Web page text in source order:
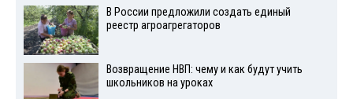
В России предложили создать единый
реестр агроагрегаторов
Возвращение НВП: чему и как будут учить
школьников на уроках